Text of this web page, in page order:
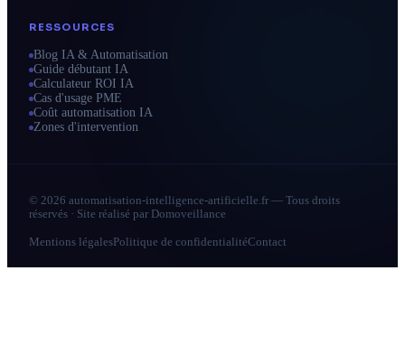
RESSOURCES
Blog IA & Automatisation
Guide débutant IA
Calculateur ROI IA
Cas d'usage PME
Coût automatisation IA
Zones d'intervention
© 2026 automatisation-intelligence-artificielle.fr — Tous droits
réservés · Site réalisé par Domoveillance
Mentions légalesPolitique de confidentialitéContact